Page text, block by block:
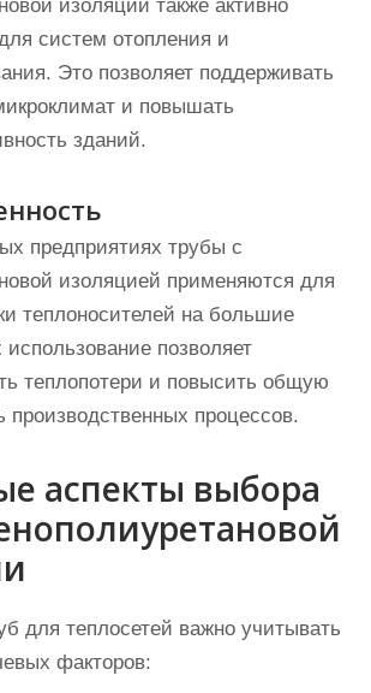
изоляции также активно
систем отопления и
Это позволяет поддерживать
и повышать
зданий.
предприятиях трубы с
изоляцией применяются для
теплоносителей на большие
позволяет
теплопотери и повысить общую
производственных процессов.
аспекты выбора
для теплосетей важно учитывать
факторов: